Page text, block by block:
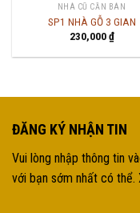
NHÀ CŨ CẦN BÁN
SP1 NHÀ GỖ 3 GIAN
230,000₫
ĐĂNG KÝ NHẬN TIN
Vui lòng nhập thông tin
với bạn sớm nhất có thể.